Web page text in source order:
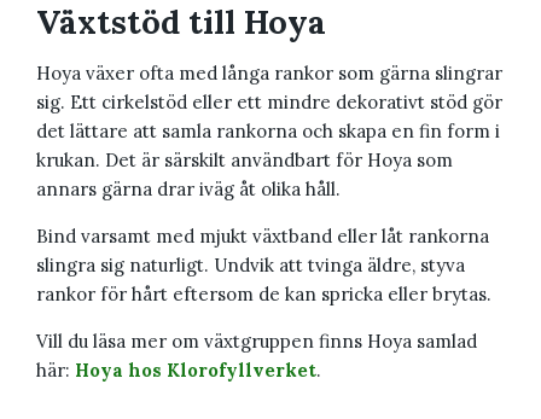
Växtstöd till Hoya
Hoya växer ofta med långa rankor som gärna slingrar
sig. Ett cirkelstöd eller ett mindre dekorativt stöd gör
det lättare att samla rankorna och skapa en fin form i
krukan. Det är särskilt användbart för Hoya som
annars gärna drar iväg åt olika håll.
Bind varsamt med mjukt växtband eller låt rankorna
slingra sig naturligt. Undvik att tvinga äldre, styva
rankor för hårt eftersom de kan spricka eller brytas.
Vill du läsa mer om växtgruppen finns Hoya samlad
här: Hoya hos Klorofyllverket.